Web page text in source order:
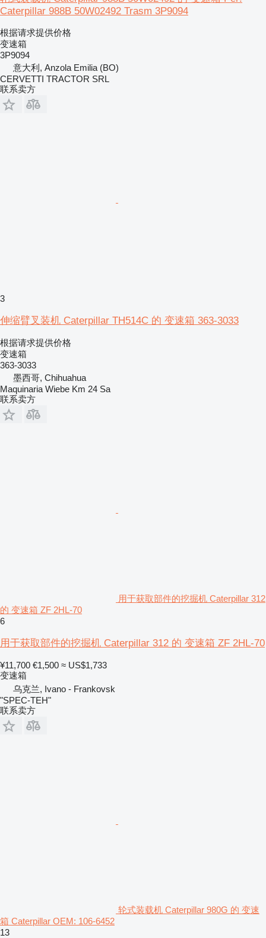
Caterpillar 988B 50W02492 Trasm 3P9094
根据请求提供价格
变速箱
3P9094
意大利, Anzola Emilia (BO)
CERVETTI TRACTOR SRL
联系卖方
3
伸缩臂叉装机 Caterpillar TH514C 的 变速箱 363-3033
根据请求提供价格
变速箱
363-3033
墨西哥, Chihuahua
Maquinaria Wiebe Km 24 Sa
联系卖方
用于获取部件的挖掘机 Caterpillar 312
的 变速箱 ZF 2HL-70
6
用于获取部件的挖掘机 Caterpillar 312 的 变速箱 ZF 2HL-70
¥11,700 €1,500 ≈ US$1,733
变速箱
乌克兰, Ivano - Frankovsk
"SPEC-TEH"
联系卖方
轮式装载机 Caterpillar 980G 的 变速
箱 Caterpillar OEM: 106-6452
13